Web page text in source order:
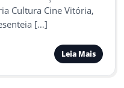
Cultura Cine Vitória,
[…]
Leia Mais